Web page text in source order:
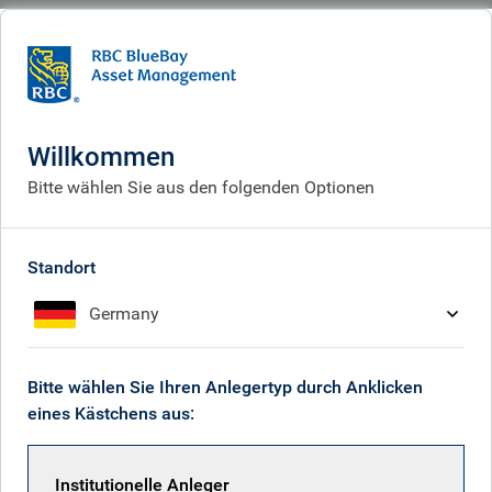
People Doris Santillana
Willkommen
Bitte wählen Sie aus den folgenden Optionen
Standort
Germany
Bitte wählen Sie Ihren Anlegertyp durch Anklicken
eines Kästchens aus:
Institutionelle Anleger